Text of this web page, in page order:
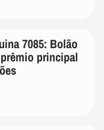
7085: Bolão
principal